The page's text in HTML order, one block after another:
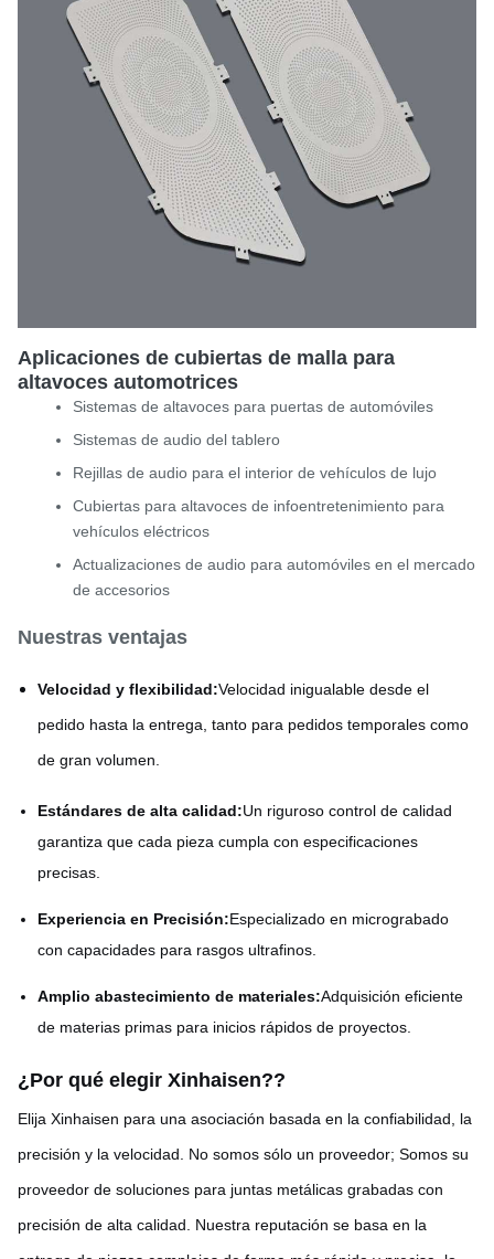
Aplicaciones de cubiertas de malla para
altavoces automotrices
Sistemas de altavoces para puertas de automóviles
Sistemas de audio del tablero
Rejillas de audio para el interior de vehículos de lujo
Cubiertas para altavoces de infoentretenimiento para
vehículos eléctricos
Actualizaciones de audio para automóviles en el mercado
de accesorios
Nuestras ventajas
Velocidad y flexibilidad:Velocidad inigualable desde el
pedido hasta la entrega, tanto para pedidos temporales como
de gran volumen.
Estándares de alta calidad:Un riguroso control de calidad
garantiza que cada pieza cumpla con especificaciones
precisas.
Experiencia en Precisión:Especializado en micrograbado
con capacidades para rasgos ultrafinos.
Amplio abastecimiento de materiales:Adquisición eficiente
de materias primas para inicios rápidos de proyectos.
¿Por qué elegir Xinhaisen??
Elija Xinhaisen para una asociación basada en la confiabilidad, la
precisión y la velocidad. No somos sólo un proveedor; Somos su
proveedor de soluciones para juntas metálicas grabadas con
precisión de alta calidad. Nuestra reputación se basa en la